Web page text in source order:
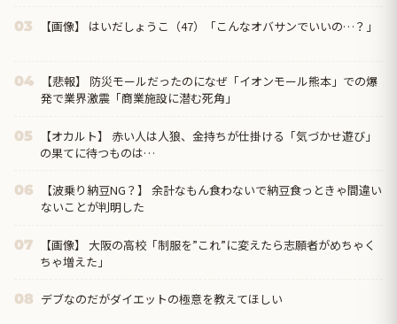
03 【画像】 はいだしょうこ（47）「こんなオバサンでいいの…？」
04
【悲報】 防災モールだったのになぜ「イオンモール熊本」での爆
発で業界激震「商業施設に潜む死角」
05
【オカルト】 赤い人は人狼、金持ちが仕掛ける「気づかせ遊び」
の果てに待つものは…
06
【波乗り納豆NG？】 余計なもん食わないで納豆食っときゃ間違い
ないことが判明した
07
【画像】 大阪の高校「制服を”これ”に変えたら志願者がめちゃく
ちゃ増えた」
08 デブなのだがダイエットの極意を教えてほしい